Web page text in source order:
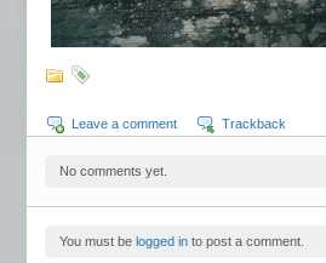
Leave a comment Trackback
No comments yet.
You must be logged in to post a comment.